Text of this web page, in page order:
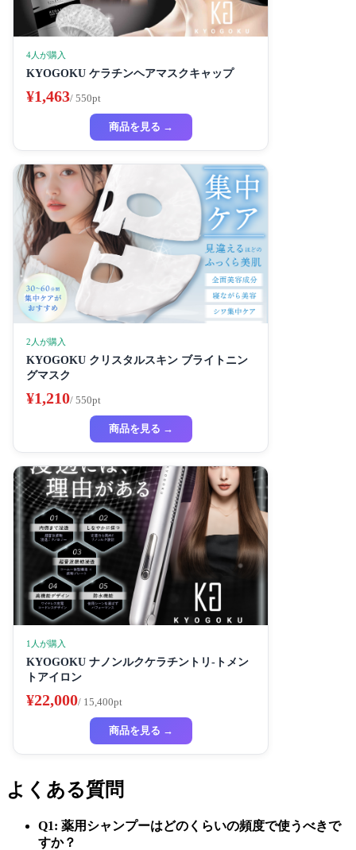
4人が購入
KYOGOKU ケラチンヘアマスクキャップ
¥1,463/ 550pt
商品を見る →
2人が購入
KYOGOKU クリスタルスキン ブライトニン
グマスク
¥1,210/ 550pt
商品を見る →
1人が購入
KYOGOKU ナノンルクケラチントリ-トメン
トアイロン
¥22,000/ 15,400pt
商品を見る →
よくある質問
Q1: 薬用シャンプーはどのくらいの頻度で使うべきで
すか？